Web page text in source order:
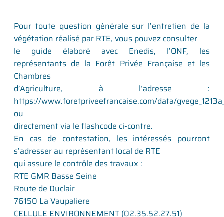
Pour toute question générale sur l’entretien de la
végétation réalisé par RTE, vous pouvez consulter
le guide élaboré avec Enedis, l’ONF, les
représentants de la Forêt Privée Française et les
Chambres
d’Agriculture, à l’adresse :
https://www.foretpriveefrancaise.com/data/
ou
directement via le flashcode ci-contre.
En cas de contestation, les intéressés pourront
s’adresser au représentant local de RTE
qui assure le contrôle des travaux :
RTE GMR Basse Seine
Route de Duclair
76150 La Vaupaliere
CELLULE ENVIRONNEMENT (02.35.52.27.51)